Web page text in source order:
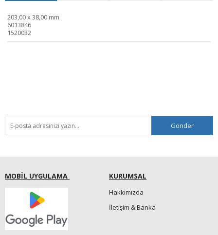
203,00 x 38,00 mm
6013846
1520032
Gönder
MOBİL UYGULAMA KURUMSAL
Hakkımızda
İletişim & Banka